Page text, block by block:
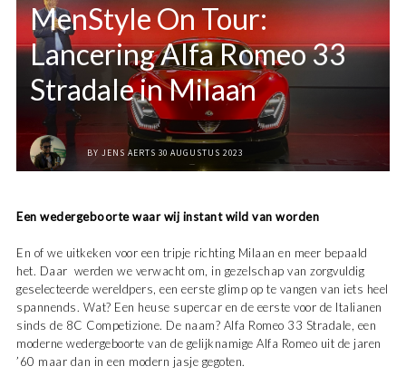
MenStyle On Tour:
Lancering Alfa Romeo 33
Stradale in Milaan
BY JENS AERTS 30 AUGUSTUS 2023
Een wedergeboorte waar wij instant wild van worden
En of we uitkeken voor een tripje richting Milaan en meer bepaald
het. Daar werden we verwacht om, in gezelschap van zorgvuldig
geselecteerde wereldpers, een eerste glimp op te vangen van iets heel
spannends. Wat? Een heuse supercar en de eerste voor de Italianen
sinds de 8C Competizione. De naam? Alfa Romeo 33 Stradale, een
moderne wedergeboorte van de gelijknamige Alfa Romeo uit de jaren
’60 maar dan in een modern jasje gegoten.